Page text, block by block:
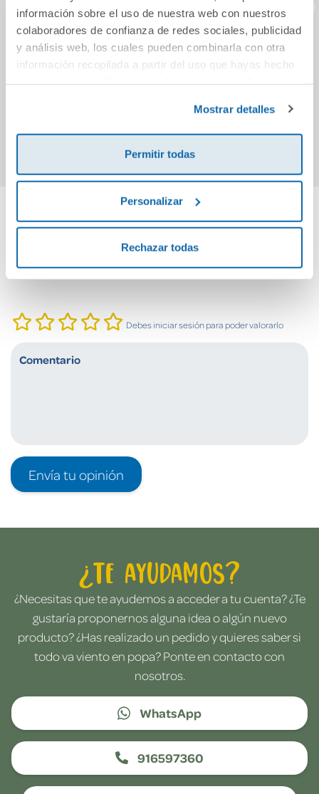
información sobre el uso de nuestra web con nuestros
colaboradores de confianza de redes sociales, publicidad
y análisis web, los cuales pueden combinarla con otra
información recopilada a partir del uso que hayas hecho
Mostrar detalles
Permitir todas
Personalizar
Rechazar todas
El mapa de los
anhelos
Comprar
La ciudad de los
vivos
14,96€
Comprar
Cuéntanos tu opinión
¡Sé el primero en valorar este producto!
Debes iniciar sesión para poder valorarlo
Envía tu opinión
¿Te ayudamos?
¿Necesitas que te ayudemos a acceder a tu cuenta? ¿Te
gustaría proponernos alguna idea o algún nuevo
producto? ¿Has realizado un pedido y quieres saber si
todo va viento en popa? Ponte en contacto con
nosotros.
WhatsApp
916597360